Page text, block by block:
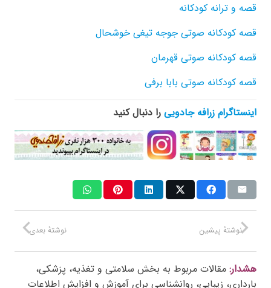
قصه و ترانه کودکانه
قصه کودکانه صوتی جوجه تیغی خوشحال
قصه کودکانه صوتی قهرمان
قصه کودکانه صوتی بابا برفی
اینستاگرام زرافه جادویی را دنبال کنید
نوشتهٔ بعدی نوشتهٔ پیشین
هشدار: مقالات مربوط به بخش سلامتی و تغذیه، پزشکی،
بارداری، زیبایی، روانشناسی برای آموزش و افزایش اطلاعات